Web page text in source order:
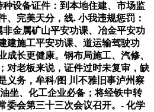
设备证件：到本地住建、市场监
、完美天分，线. 小我违规惩罚：
金属矿山平安功课、冶金平安功
建施工平安功课、道运输驾驶功
成长更健康。钢布局施工、汽修、
对老板来说，证件过时未复审，缺
义务，牟科/图 川不雅旧事泸州察
坐、化工企业必备；将经铁中转
委会第三十三次会议召开。- 化学